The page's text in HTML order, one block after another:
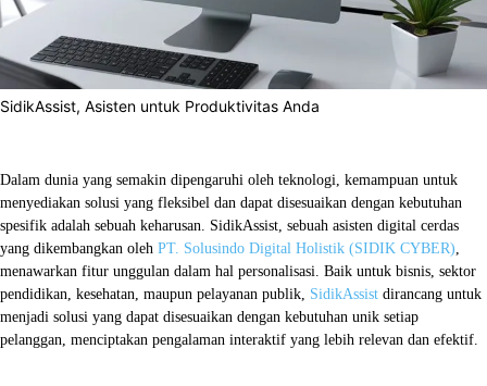
SidikAssist, Asisten untuk Produktivitas Anda
Dalam dunia yang semakin dipengaruhi oleh teknologi, kemampuan untuk
menyediakan solusi yang fleksibel dan dapat disesuaikan dengan kebutuhan
spesifik adalah sebuah keharusan. SidikAssist, sebuah asisten digital cerdas
yang dikembangkan oleh PT. Solusindo Digital Holistik (SIDIK CYBER),
menawarkan fitur unggulan dalam hal personalisasi. Baik untuk bisnis, sektor
pendidikan, kesehatan, maupun pelayanan publik, SidikAssist dirancang untuk
menjadi solusi yang dapat disesuaikan dengan kebutuhan unik setiap
pelanggan, menciptakan pengalaman interaktif yang lebih relevan dan efektif.